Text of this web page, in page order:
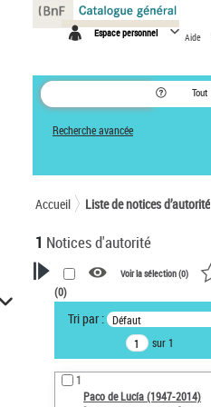
Espace personnel Aide
Tout
Recherche avancée
Accueil Liste de notices d’autorité
1 Notices d'autorité
VOTRE RECHERCHE
Recherche avancée dans les
notices d’autorité
Œuvres liées à l'auteur :
Paco de Lucía (1947-2014)
Voir la sélection (0)
(0)
Tri par : Défaut
sur 1
1
Paco de Lucía (1947-2014)
Panneau de gestion des cookies